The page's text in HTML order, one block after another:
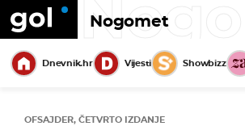
Nogomet
Dnevnik.hr Vijesti Showbizz
OFSAJDER, ČETVRTO IZDANJE